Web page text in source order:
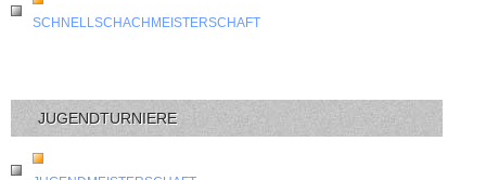
SCHNELLSCHACHMEISTERSCHAFT
JUGENDTURNIERE